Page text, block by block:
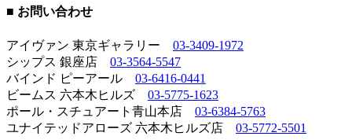
■ お問い合わせ
アイヴァン 東京ギャラリー 03-3409-1972
シップス 銀座店 03-3564-5547
バインド ピーアール 03-6416-0441
ビームス 六本木ヒルズ 03-5775-1623
ポール・スチュアート青山本店 03-6384-5763
ユナイテッドアローズ 六本木ヒルズ店 03-5772-5501